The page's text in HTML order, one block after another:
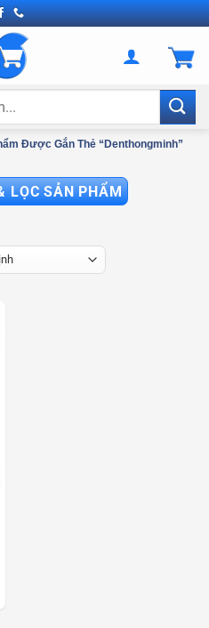
Được Gắn Thẻ “denthongminh”
LỌC SẢN PHẨM